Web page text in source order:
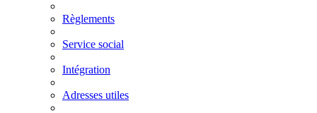
Règlements
Service social
Intégration
Adresses utiles